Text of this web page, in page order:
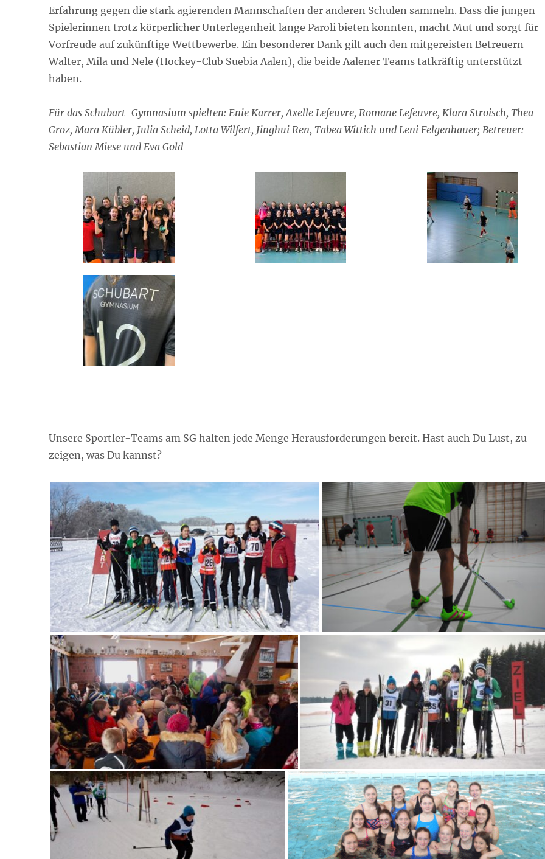
Erfahrung gegen die stark agierenden Mannschaften der anderen Schulen sammeln. Dass die jungen
Spielerinnen trotz körperlicher Unterlegenheit lange Paroli bieten konnten, macht Mut und sorgt für
Vorfreude auf zukünftige Wettbewerbe. Ein besonderer Dank gilt auch den mitgereisten Betreuern
Walter, Mila und Nele (Hockey-Club Suebia Aalen), die beide Aalener Teams tatkräftig unterstützt
haben.
Für das Schubart-Gymnasium spielten: Enie Karrer, Axelle Lefeuvre, Romane Lefeuvre, Klara Stroisch, Thea
Groz, Mara Kübler, Julia Scheid, Lotta Wilfert, Jinghui Ren, Tabea Wittich und Leni Felgenhauer; Betreuer:
Sebastian Miese und Eva Gold
Unsere Sportler-Teams am SG halten jede Menge Herausforderungen bereit. Hast auch Du Lust, zu
zeigen, was Du kannst?